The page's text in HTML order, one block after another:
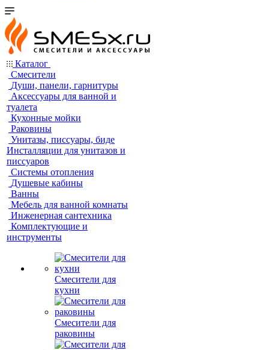
Каталог
Смесители
Души, панели, гарнитуры
Аксессуары для ванной и
туалета
Кухонные мойки
Раковины
Унитазы, писсуары, биде
Инсталляции для унитазов и
писсуаров
Системы отопления
Душевые кабины
Ванны
Мебель для ванной комнаты
Инженерная сантехника
Комплектующие и
инструменты
Смесители для
кухни
Смесители для
раковины